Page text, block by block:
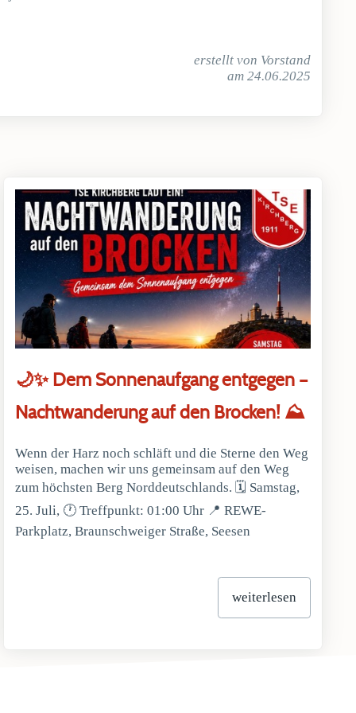
erstellt von Vorstand
am 24.06.2025
🌙✨ Dem Sonnenaufgang entgegen –
Nachtwanderung auf den Brocken! ⛰️
Wenn der Harz noch schläft und die Sterne den Weg
weisen, machen wir uns gemeinsam auf den Weg
zum höchsten Berg Norddeutschlands. 🗓 Samstag,
25. Juli, 🕐 Treffpunkt: 01:00 Uhr 📍 REWE-
Parkplatz, Braunschweiger Straße, Seesen
weiterlesen